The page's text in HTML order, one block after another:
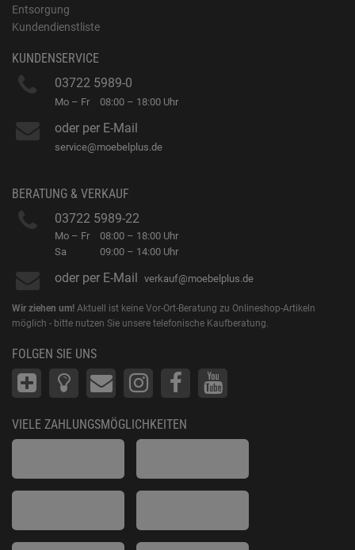
Entsorgung
Kundendienstliste
KUNDENSERVICE
03722 5989-0
Mo – Fr 08:00 – 18:00 Uhr
oder per E-Mail
service@moebelplus.de
BERATUNG & VERKAUF
03722 5989-22
Mo – Fr
Sa
08:00 – 18:00 Uhr
09:00 – 14:00 Uhr
oder per E-Mail verkauf@moebelplus.de
Wir ziehen um! Aktuell ist keine Vor-Ort-Beratung zu Onlineshop-Artikeln
möglich - bitte nutzen Sie unsere telefonische Kaufberatung.
FOLGEN SIE UNS
VIELE ZAHLUNGSMÖGLICHKEITEN